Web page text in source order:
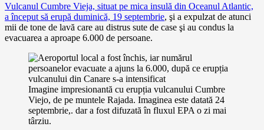
Vulcanul Cumbre Vieja, situat pe mica insulă din Oceanul Atlantic,
a început să erupă duminică, 19 septembrie, şi a expulzat de atunci
mii de tone de lavă care au distrus sute de case şi au condus la
evacuarea a aproape 6.000 de persoane.
Imagine impresionantă cu erupția vulcanului Cumbre
Viejo, de pe muntele Rajada. Imaginea este datată 24
septembrie,. dar a fost difuzată în fluxul EPA o zi mai
târziu.